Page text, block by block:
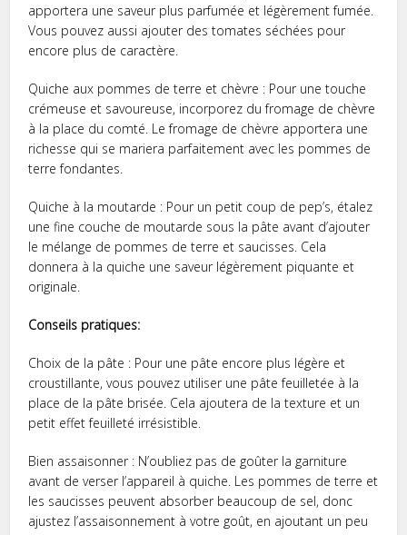
apportera une saveur plus parfumée et légèrement fumée.
Vous pouvez aussi ajouter des tomates séchées pour
encore plus de caractère.
Quiche aux pommes de terre et chèvre : Pour une touche
crémeuse et savoureuse, incorporez du fromage de chèvre
à la place du comté. Le fromage de chèvre apportera une
richesse qui se mariera parfaitement avec les pommes de
terre fondantes.
Quiche à la moutarde : Pour un petit coup de pep’s, étalez
une fine couche de moutarde sous la pâte avant d’ajouter
le mélange de pommes de terre et saucisses. Cela
donnera à la quiche une saveur légèrement piquante et
originale.
Conseils pratiques:
Choix de la pâte : Pour une pâte encore plus légère et
croustillante, vous pouvez utiliser une pâte feuilletée à la
place de la pâte brisée. Cela ajoutera de la texture et un
petit effet feuilleté irrésistible.
Bien assaisonner : N’oubliez pas de goûter la garniture
avant de verser l’appareil à quiche. Les pommes de terre et
les saucisses peuvent absorber beaucoup de sel, donc
ajustez l’assaisonnement à votre goût, en ajoutant un peu